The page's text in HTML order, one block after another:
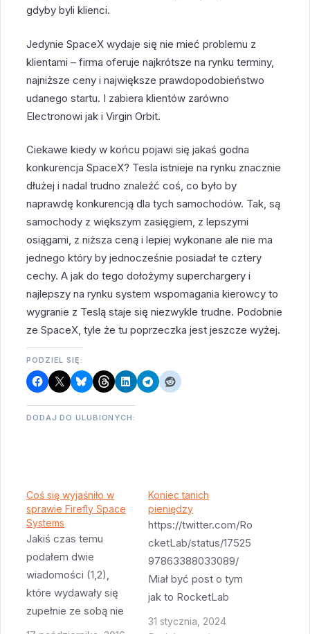
gdyby byli klienci.
Jedynie SpaceX wydaje się nie mieć problemu z
klientami – firma oferuje najkrótsze na rynku terminy,
najniższe ceny i największe prawdopodobieństwo
udanego startu. I zabiera klientów zarówno
Electronowi jak i Virgin Orbit.
Ciekawe kiedy w końcu pojawi się jakaś godna
konkurencja SpaceX? Tesla istnieje na rynku znacznie
dłużej i nadal trudno znaleźć coś, co było by
naprawdę konkurencją dla tych samochodów. Tak, są
samochody z większym zasięgiem, z lepszymi
osiągami, z niższa ceną i lepiej wykonane ale nie ma
jednego który by jednocześnie posiadał te cztery
cechy. A jak do tego dołożymy superchargery i
najlepszy na rynku system wspomagania kierowcy to
wygranie z Teslą staje się niezwykle trudne. Podobnie
ze SpaceX, tyle że tu poprzeczka jest jeszcze wyżej.
PODZIEL SIĘ:
DODAJ DO ULUBIONYCH:
Coś się wyjaśniło w
sprawie Firefly Space
Systems
Jakiś czas temu
podałem dwie
wiadomości (1,2),
które wydawały się
zupełnie ze sobą nie
związane. A dziś
Koniec tanich
pieniędzy
https://twitter.com/Ro
cketLab/status/17525
97863388033089/
Miał być post o tym
jak to RocketLab
znowu wystrzelił i co
31 stycznia, 2024